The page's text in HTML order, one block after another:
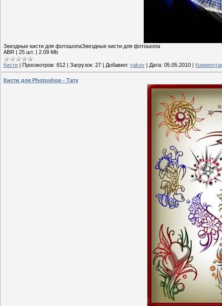
Звездные кисти для фотошопаЗвездные кисти для фотошопа
ABR | 25 шт. | 2.09 Mb
Кисти | Просмотров: 812 | Загрузок: 27 | Добавил: yakov | Дата: 05.05.2010 |
Кисти для Photoshop - Тату